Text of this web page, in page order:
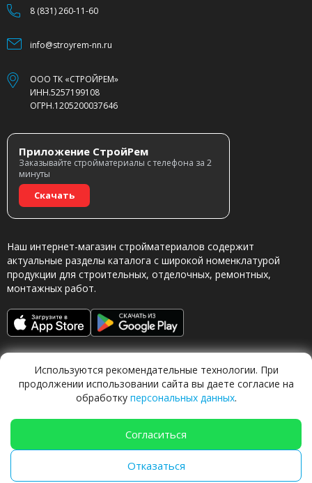
8 (831) 260-11-60
info@stroyrem-nn.ru
ООО ТК «СТРОЙРЕМ»
ИНН.5257199108
ОГРН.1205200037646
Приложение СтройРем
Заказывайте стройматериалы с телефона за 2
минуты
Скачать
Наш интернет-магазин стройматериалов содержит
актуальные разделы каталога с широкой номенклатурой
продукции для строительных, отделочных, ремонтных,
монтажных работ.
Обращаясь в наш магазин, вы даете согласие на
ИИ система 🍐Груша
Используются рекомендательные технологии. При
продолжении использовании сайта вы даете согласие на
обработку персональных данных.
Согласиться
Отказаться